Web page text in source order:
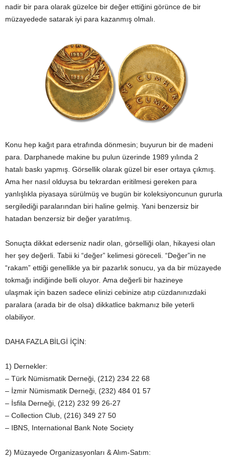
nadir bir para olarak güzelce bir değer ettiğini görünce de bir
müzayedede satarak iyi para kazanmış olmalı.
Konu hep kağıt para etrafında dönmesin; buyurun bir de madeni
para. Darphanede makine bu pulun üzerinde 1989 yılında 2
hatalı baskı yapmış. Görsellik olarak güzel bir eser ortaya çıkmış.
Ama her nasıl olduysa bu tekrardan eritilmesi gereken para
yanlışlıkla piyasaya sürülmüş ve bugün bir koleksiyoncunun gururla
sergilediği paralarından biri haline gelmiş. Yani benzersiz bir
hatadan benzersiz bir değer yaratılmış.
Sonuçta dikkat ederseniz nadir olan, görselliği olan, hikayesi olan
her şey değerli. Tabii ki “değer” kelimesi göreceli. “Değer”in ne
“rakam” ettiği genellikle ya bir pazarlık sonucu, ya da bir müzayede
tokmağı indiğinde belli oluyor. Ama değerli bir hazineye
ulaşmak için bazen sadece elinizi cebinize atıp cüzdanınızdaki
paralara (arada bir de olsa) dikkatlice bakmanız bile yeterli
olabiliyor.
DAHA FAZLA BİLGİ İÇİN:
1) Dernekler:
– Türk Nümismatik Derneği, (212) 234 22 68
– İzmir Nümismatik Derneği, (232) 484 01 57
– İsfila Derneği, (212) 232 99 26-27
– Collection Club, (216) 349 27 50
– IBNS, International Bank Note Society
2) Müzayede Organizasyonları & Alım-Satım: